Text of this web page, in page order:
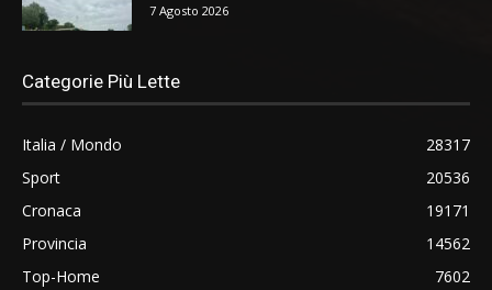
7 Agosto 2026
Categorie Più Lette
Italia / Mondo
28317
Sport
20536
Cronaca
19171
Provincia
14562
Top-Home
7602